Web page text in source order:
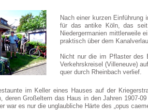
Nach einer kurzen Einführung
für das antike Köln, das
Niedergermanien mittlerweile
praktisch über dem
Nicht nur die im Pflaster des
Verkehrskreisel (Villeneuve)
quer durch Rheinbach verlief.
im Keller eines Hauses auf der
deren Großeltern das Haus in den Jahren 1907-
war es nur die unglaubliche Härte des „opus